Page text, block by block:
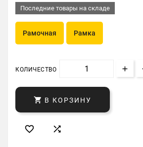
Последние товары на складе
Рамочная Рамка
КОЛИЧЕСТВО
 В КОРЗИНУ
 